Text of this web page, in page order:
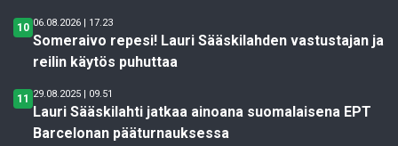
10 06.08.2026 | 17.23
Someraivo repesi! Lauri Sääskilahden vastustajan ja
reilin käytös puhuttaa
11 29.08.2025 | 09.51
Lauri Sääskilahti jatkaa ainoana suomalaisena EPT
Barcelonan pääturnauksessa